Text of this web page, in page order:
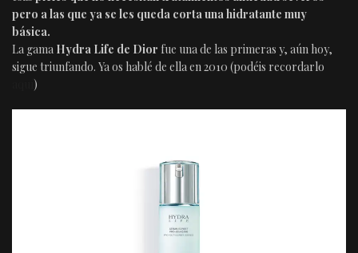
pero a las que ya se les queda corta una hidratante muy
básica.
La gama Hydra Life de Dior fue una de las primeras y, aún hoy,
sigue triunfando. Ya os hablé de ella en 2010 (podéis recordarlo
)